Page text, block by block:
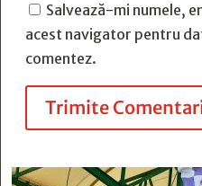
Salvează-mi numele,
acest navigator pentru
comentez.
Trimite